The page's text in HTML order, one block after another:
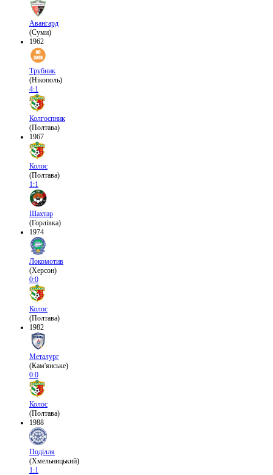
Авангард
(Суми)
1962
Трубник
(Нікополь)
4:1
Колгоспник
(Полтава)
1967
Колос
(Полтава)
1:1
Шахтар
(Горлівка)
1974
Локомотив
(Херсон)
0:0
Колос
(Полтава)
1982
Металург
(Кам'янське)
0:0
Колос
(Полтава)
1988
Поділля
(Хмельницький)
1:1